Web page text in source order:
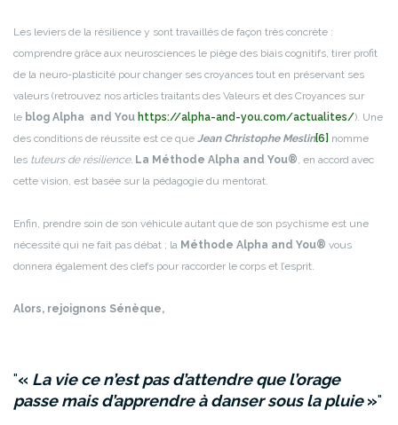
Les leviers de la résilience y sont travaillés de façon très concrète :
comprendre grâce aux neurosciences le piège des biais cognitifs, tirer profit
de la neuro-plasticité pour changer ses croyances tout en préservant ses
valeurs (retrouvez nos articles traitants des Valeurs et des Croyances sur
le blog Alpha and You https://alpha-and-you.com/actualites/). Une
des conditions de réussite est ce que Jean Christophe Meslin[6] nomme
les tuteurs de résilience. La Méthode Alpha and You®, en accord avec
cette vision, est basée sur la pédagogie du mentorat.
Enfin, prendre soin de son véhicule autant que de son psychisme est une
nécessité qui ne fait pas débat ; la Méthode Alpha and You® vous
donnera également des clefs pour raccorder le corps et l’esprit.
Alors, rejoignons Sénèque,
« La vie ce n’est pas d’attendre que l’orage
passe mais d’apprendre à danser sous la pluie»